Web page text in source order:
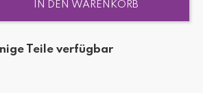
IN DEN WARENKORB
Teile verfügbar